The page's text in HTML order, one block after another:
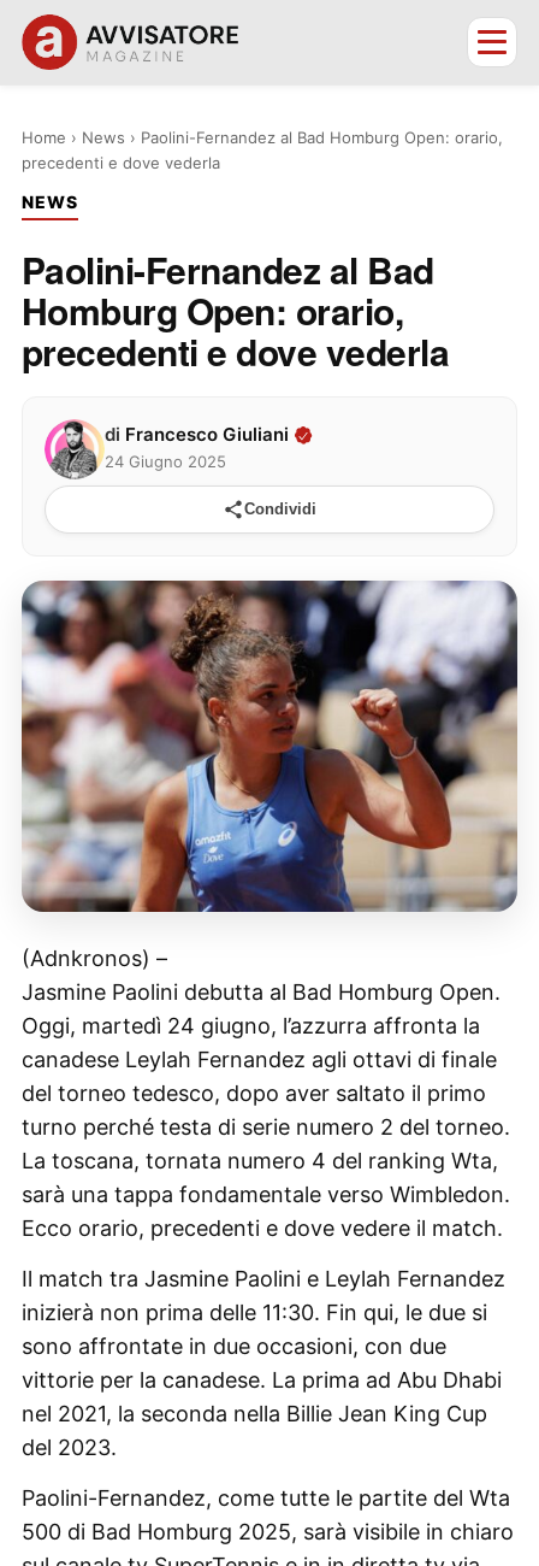
Home › News › Paolini-Fernandez al Bad Homburg Open: orario,
precedenti e dove vederla
NEWS
Paolini-Fernandez al Bad
Homburg Open: orario,
precedenti e dove vederla
di Francesco Giuliani
24 Giugno 2025
Condividi
(Adnkronos) –
Jasmine Paolini debutta al Bad Homburg Open.
Oggi, martedì 24 giugno, l’azzurra affronta la
canadese Leylah Fernandez agli ottavi di finale
del torneo tedesco, dopo aver saltato il primo
turno perché testa di serie numero 2 del torneo.
La toscana, tornata numero 4 del ranking Wta,
sarà una tappa fondamentale verso Wimbledon.
Ecco orario, precedenti e dove vedere il match.
Il match tra Jasmine Paolini e Leylah Fernandez
inizierà non prima delle 11:30. Fin qui, le due si
sono affrontate in due occasioni, con due
vittorie per la canadese. La prima ad Abu Dhabi
nel 2021, la seconda nella Billie Jean King Cup
del 2023.
Paolini-Fernandez, come tutte le partite del Wta
500 di Bad Homburg 2025, sarà visibile in chiaro